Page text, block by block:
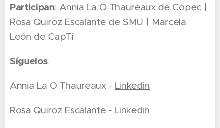
Participan: Annia La O Thaureaux de Copec |
Rosa Quiroz Escalante de SMU | Marcela
León de CapTi
Síguelos:
Annia La O Thaureaux - Linkedin
Rosa Quiroz Escalante - Linkedin